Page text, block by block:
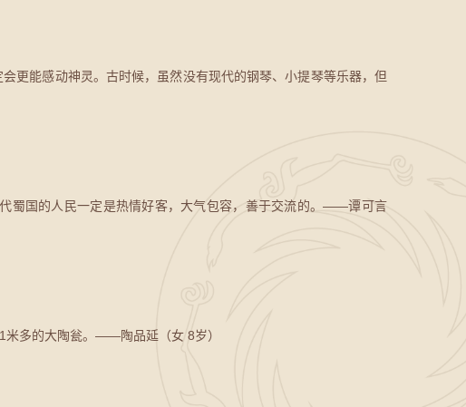
更能感动神灵。古时候，虽然没有现代的钢琴、小提琴等乐器，但
蜀国的人民一定是热情好客，大气包容，善于交流的。——谭可言
米多的大陶瓮。——陶品延（女 8岁）